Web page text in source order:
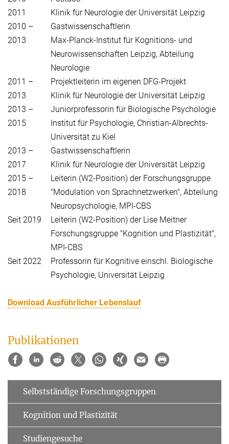
2011
Klinik für Neurologie der Universität Leipzig
2010 –
2013
Gastwissenschaftlerin
Max-Planck-Institut für Kognitions- und
Neurowissenschaften Leipzig, Abteilung
Neurologie
2011 –
2013
Projektleiterin im eigenen DFG-Projekt
Klinik für Neurologie der Universität Leipzig
2013 –
2015
Juniorprofessorin für Biologische Psychologie
Institut für Psychologie, Christian-Albrechts-
Universität zu Kiel
2013 –
2017
Gastwissenschaftlerin
Klinik für Neurologie der Universität Leipzig
2015 –
2018
Leiterin (W2-Position) der Forschungsgruppe
"Modulation von Sprachnetzwerken", Abteilung
Neuropsychologie, MPI-CBS
Seit 2019
Leiterin (W2-Position) der Lise Meitner
Forschungsgruppe "Kognition und Plastizität",
MPI-CBS
Seit 2022
Professorin für Kognitive einschl. Biologische
Psychologie, Universität Leipzig
Download Ausführlicher Lebenslauf
Publikationen
Selbstständige Forschungsgruppen
Kognition und Plastizität
Studiengesuche